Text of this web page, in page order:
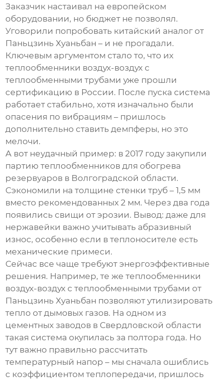
Заказчик настаивал на европейском
оборудовании, но бюджет не позволял.
Уговорили попробовать китайский аналог от
Паньцзинь Хуаньбан – и не прогадали.
Ключевым аргументом стало то, что их
теплообменники воздух-воздух с
теплообменными трубами уже прошли
сертификацию в России. После пуска система
работает стабильно, хотя изначально были
опасения по вибрациям – пришлось
дополнительно ставить демпферы, но это
мелочи.
А вот неудачный пример: в 2017 году закупили
партию теплообменников для обогрева
резервуаров в Волгоградской области.
Сэкономили на толщине стенки труб – 1,5 мм
вместо рекомендованных 2 мм. Через два года
появились свищи от эрозии. Вывод: даже для
нержавейки важно учитывать абразивный
износ, особенно если в теплоносителе есть
механические примеси.
Сейчас все чаще требуют энергоэффективные
решения. Например, те жетеплообменники
воздух-воздух с теплообменными трубами от
Паньцзинь Хуаньбан позволяют утилизировать
тепло от дымовых газов. На одном из
цементных заводов в Свердловской области
такая система окупилась за полтора года. Но
тут важно правильно рассчитать
температурный напор – мы сначала ошиблись
с коэффициентом теплопередачи, пришлось